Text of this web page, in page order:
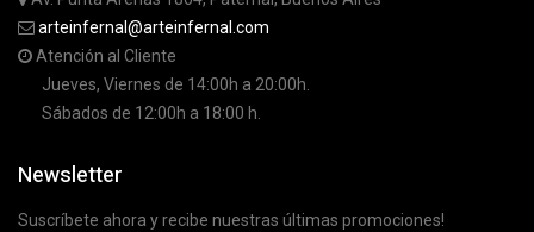
arteinfernal@arteinfernal.com
Atención al Cliente
Jueves, Viernes de 14:00h a 20:00h.
Sábados de 12:00h a 18:00 h.
Newsletter
Suscríbete ahora y recibe nuestras últimas promociones!